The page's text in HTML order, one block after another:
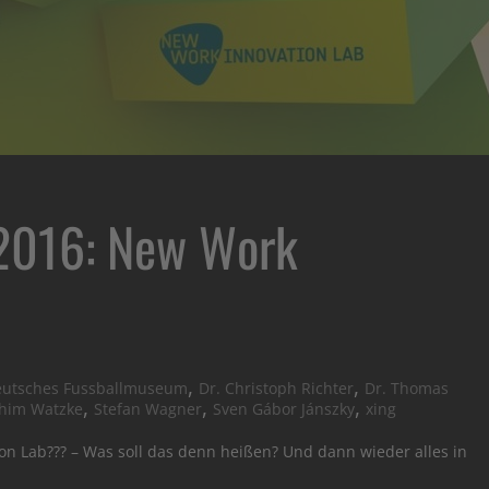
New Work
Fussballmuseum, Dr. Christoph Richter, Dr. Thomas
Watzke, Stefan Wagner, Sven Gábor Jánszky, xing
Lab??? – Was soll das denn heißen? Und dann wieder alles in